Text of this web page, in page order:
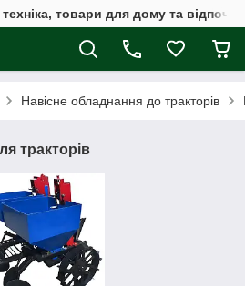
товари для дому та
Навісне обладнання до тракторів
тракторів